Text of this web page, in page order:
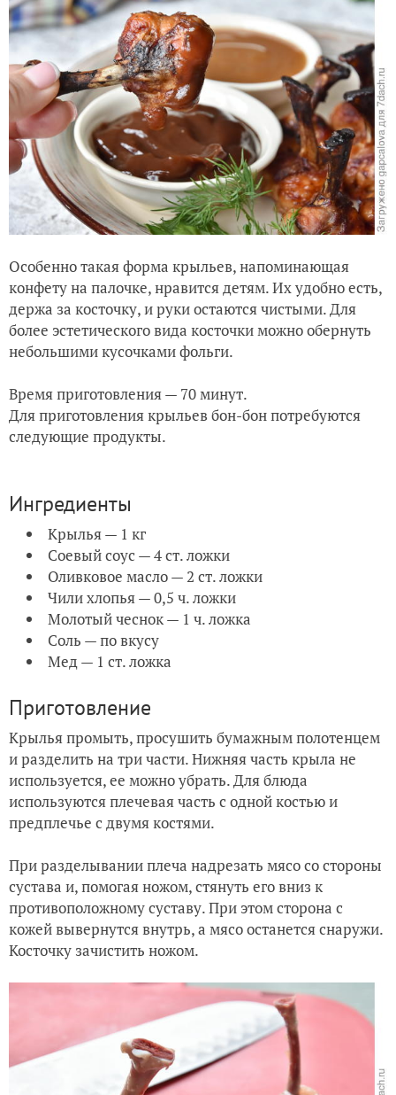
Особенно такая форма крыльев, напоминающая
конфету на палочке, нравится детям. Их удобно есть,
держа за косточку, и руки остаются чистыми. Для
более эстетического вида косточки можно обернуть
небольшими кусочками фольги.
Время приготовления — 70 минут.
Для приготовления крыльев бон-бон потребуются
следующие продукты.
Ингредиенты
Крылья — 1 кг
Соевый соус — 4 ст. ложки
Оливковое масло — 2 ст. ложки
Чили хлопья — 0,5 ч. ложки
Молотый чеснок — 1 ч. ложка
Соль — по вкусу
Мед — 1 ст. ложка
Приготовление
Крылья промыть, просушить бумажным полотенцем
и разделить на три части. Нижняя часть крыла не
используется, ее можно убрать. Для блюда
используются плечевая часть с одной костью и
предплечье с двумя костями.
При разделывании плеча надрезать мясо со стороны
сустава и, помогая ножом, стянуть его вниз к
противоположному суставу. При этом сторона с
кожей вывернутся внутрь, а мясо останется снаружи.
Косточку зачистить ножом.